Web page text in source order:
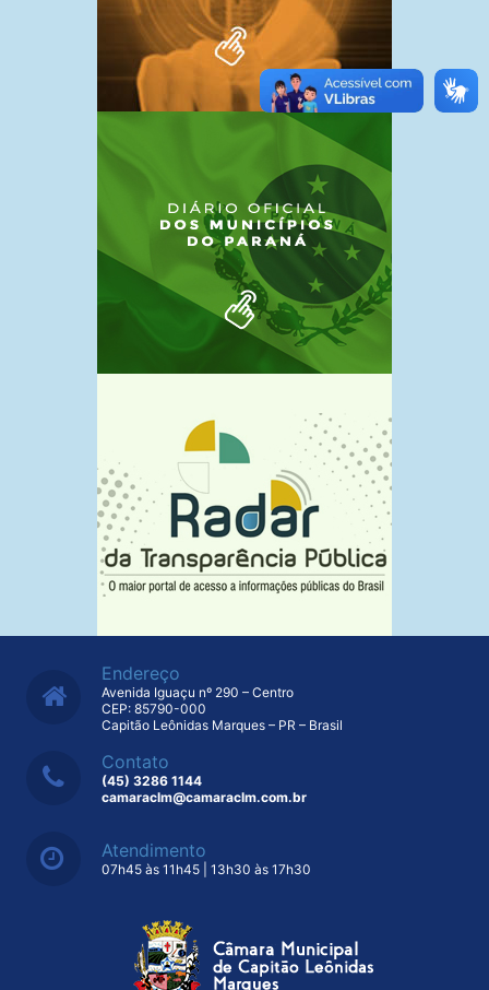
Endereço
Avenida Iguaçu nº 290 – Centro
CEP: 85790-000
Capitão Leônidas Marques – PR – Brasil
Contato
(45) 3286 1144
camaraclm@camaraclm.com.br
Atendimento
07h45 às 11h45 | 13h30 às 17h30